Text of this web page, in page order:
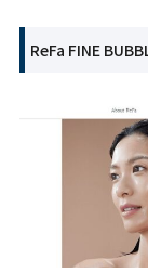
ReFa FINE